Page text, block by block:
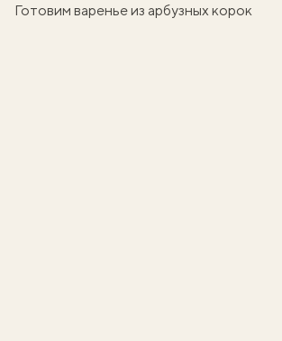
Готовим варенье из арбузных корок